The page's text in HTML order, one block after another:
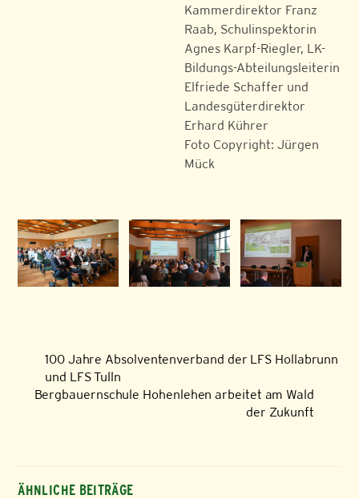
Kammerdirektor Franz
Raab, Schulinspektorin
Agnes Karpf-Riegler, LK-
Bildungs-Abteilungsleiterin
Elfriede Schaffer und
Landesgüterdirektor
Erhard Kührer
Foto Copyright: Jürgen
Mück
100 Jahre Absolventenverband der LFS Hollabrunn
und LFS Tulln
Bergbauernschule Hohenlehen arbeitet am Wald
der Zukunft
ÄHNLICHE BEITRÄGE